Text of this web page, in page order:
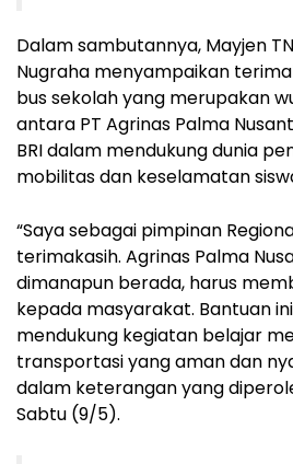
Dalam sambutannya, Mayjen
Nugraha menyampaikan
bus sekolah yang merupakan
antara PT Agrinas Palma
BRI dalam mendukung dunia
mobilitas dan keselamatan
“Saya sebagai pimpinan
terimakasih. Agrinas Palma
dimanapun berada, harus
kepada masyarakat. Bantuan
mendukung kegiatan belajar
transportasi yang aman dan
dalam keterangan yang
Sabtu (9/5).